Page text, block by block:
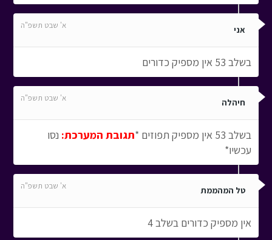
אני א' שבט תשפ"ה
בשלב 53 אין מספיק כדורים
חיהלה א' שבט תשפ"ה
בשלב 53 אין מספיק תפוזים * תגובת המערכת: נסו
עכשיו*
טל המהממת א' שבט תשפ"ה
אין מספיק כדורים בשלב 4